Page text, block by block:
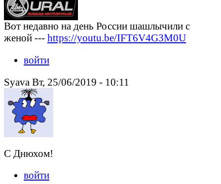
Вот недавно на день России шашлычили с
женой --- https://youtu.be/IFT6V4G3M0U
войти
Syava Вт, 25/06/2019 - 10:11
С Днюхом!
войти